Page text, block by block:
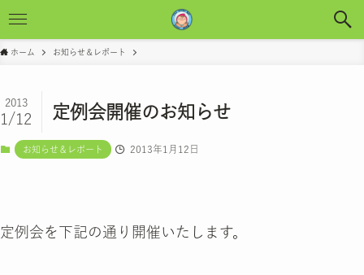
ホーム お知らせ＆レポート
定例会開催のお知らせ
2013
1/12
お知らせ＆レポート 2013年1月12日
定例会を下記の通り開催いたします。